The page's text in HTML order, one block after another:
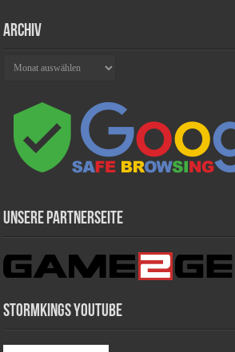
Archiv
Unsere Partnerseite
Stormkings Youtube